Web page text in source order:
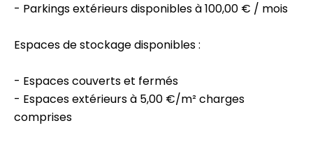
- Parkings extérieurs disponibles à 100,00 € / mois
Espaces de stockage disponibles :
- Espaces couverts et fermés
- Espaces extérieurs à 5,00 €/m² charges
comprises